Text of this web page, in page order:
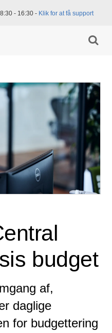
- 16:30 - Klik for at få support
budget
af,
daglige
for budgettering